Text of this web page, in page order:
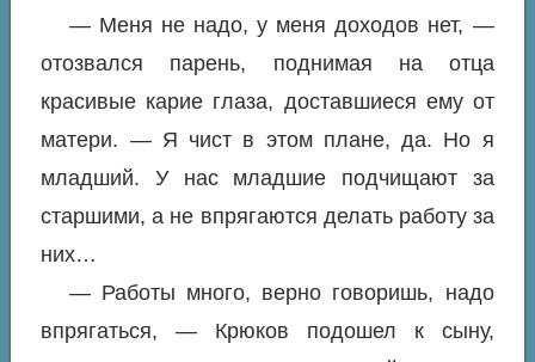
— Меня не надо, у меня доходов нет, —
отозвался парень, поднимая на отца
красивые карие глаза, доставшиеся ему от
матери. — Я чист в этом плане, да. Но я
младший. У нас младшие подчищают за
старшими, а не впрягаются делать работу за
них…
— Работы много, верно говоришь, надо
впрягаться, — Крюков подошел к сыну,